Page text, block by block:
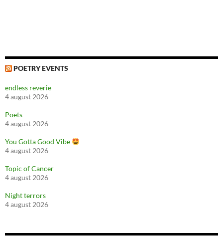
POETRY EVENTS
endless reverie
4 august 2026
Poets
4 august 2026
You Gotta Good Vibe
4 august 2026
Topic of Cancer
4 august 2026
Night terrors
4 august 2026